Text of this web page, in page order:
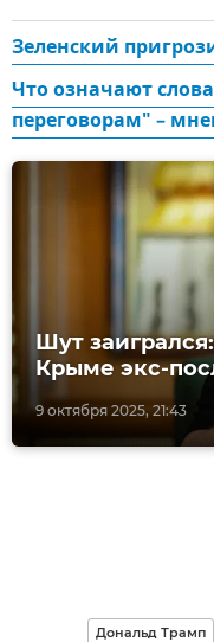
Зеленский
Что означают
переговорам" –
9 октября 2025, 21:43
Шут
Крыме экс-
Дональд Трамп